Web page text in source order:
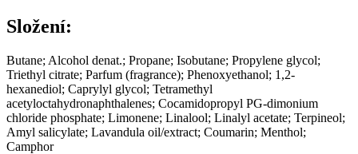
Složení:
Butane; Alcohol denat.; Propane; Isobutane; Propylene glycol;
Triethyl citrate; Parfum (fragrance); Phenoxyethanol; 1,2-
hexanediol; Caprylyl glycol; Tetramethyl
acetyloctahydronaphthalenes; Cocamidopropyl PG-dimonium
chloride phosphate; Limonene; Linalool; Linalyl acetate; Terpineol;
Amyl salicylate; Lavandula oil/extract; Coumarin; Menthol;
Camphor